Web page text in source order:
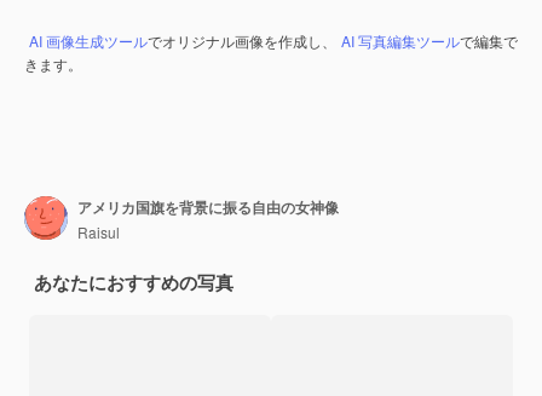
AI 画像生成ツールでオリジナル画像を作成し、 AI 写真編集ツールで編集で
きます。
アメリカ国旗を背景に振る自由の女神像
Raisul
あなたにおすすめの写真